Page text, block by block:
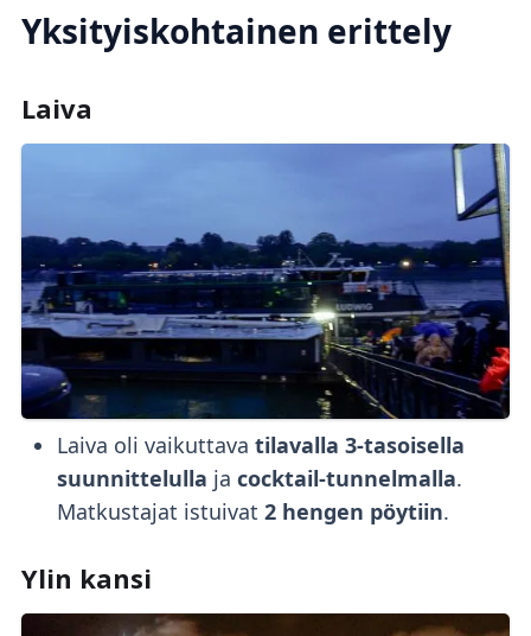
Yksityiskohtainen erittely
Laiva
Laiva oli vaikuttava tilavalla 3-tasoisella
suunnittelulla ja cocktail-tunnelmalla.
Matkustajat istuivat 2 hengen pöytiin.
Ylin kansi